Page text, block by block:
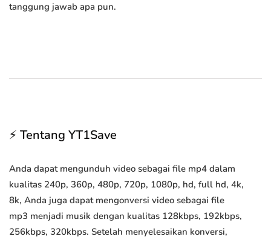
tanggung jawab apa pun.
⚡ Tentang YT1Save
Anda dapat mengunduh video sebagai file mp4 dalam
kualitas 240p, 360p, 480p, 720p, 1080p, hd, full hd, 4k,
8k, Anda juga dapat mengonversi video sebagai file
mp3 menjadi musik dengan kualitas 128kbps, 192kbps,
256kbps, 320kbps. Setelah menyelesaikan konversi,